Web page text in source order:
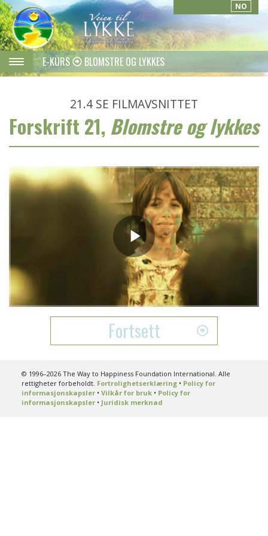
NO
E-KURS BLOMSTRE OG LYKKES
21.4 SE FILMAVSNITTET
Forskrift 21, Blomstre og lykkes
Play
Video
Fortsett
© 1996–2026 The Way to Happiness Foundation International. Alle
rettigheter forbeholdt. Fortrolighetserklæring• Policy for
informasjonskapsler• Vilkår for bruk• Policy for
informasjonskapsler• Juridisk merknad